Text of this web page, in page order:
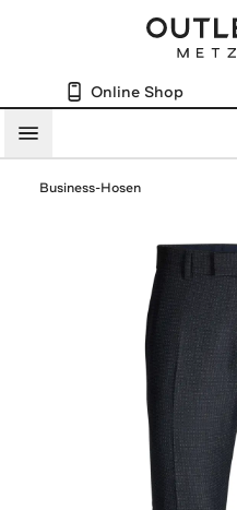
Online Shop
Menü
Business-Hosen